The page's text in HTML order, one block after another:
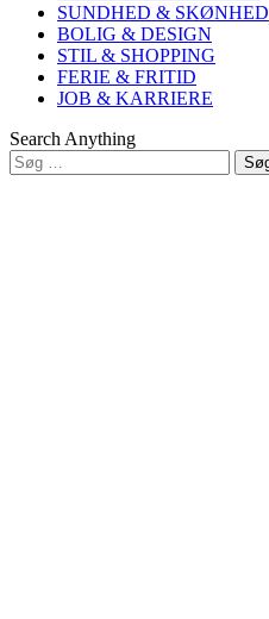
SUNDHED & SKØNHED
BOLIG & DESIGN
STIL & SHOPPING
FERIE & FRITID
JOB & KARRIERE
Search Anything
Søg
efter: